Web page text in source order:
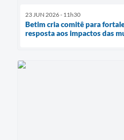
23 JUN 2026 - 11h30
Betim cria comitê para
resposta aos impactos das